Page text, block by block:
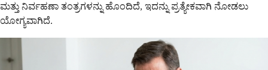
ಮತ್ತು ನಿರ್ವಹಣಾ ತಂತ್ರಗಳನ್ನು ಹೊಂದಿದೆ, ಇದನ್ನು ಪ್ರತ್ಯೇಕವಾಗಿ ನೋಡಲು
ಯೋಗ್ಯವಾಗಿದೆ.